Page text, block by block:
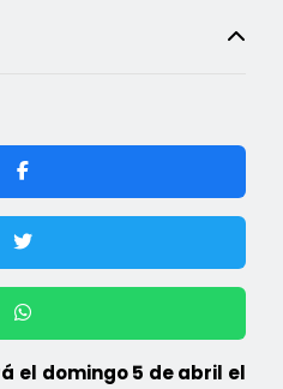
el domingo 5 de abril el